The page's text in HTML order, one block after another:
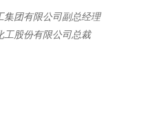
集团有限公司副总经理
工股份有限公司总裁